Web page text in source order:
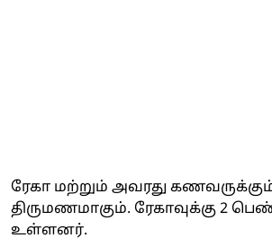
ரேகா மற்றும் அவரது
திருமணமாகும். ரேகாவுக்கு 2
உள்ளனர்.